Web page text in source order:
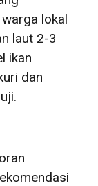
lokal
laut 2-3
ikan
dan